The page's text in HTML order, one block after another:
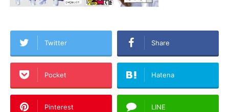
Twitter Share
Pocket Hatena
Pinterest LINE